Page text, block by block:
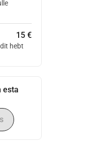
15 €
hebt
esta